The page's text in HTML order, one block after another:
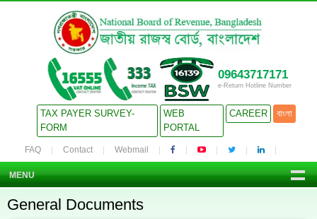
09643717171
e-Return Hotline Number
TAX PAYER SURVEY-
FORM
WEB
PORTAL
CAREER বাংলা
FAQ Contact Webmail
MENU
General Documents